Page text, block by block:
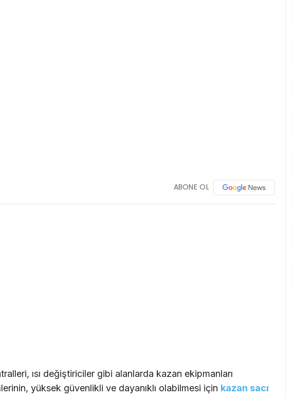
ABONE OL
ısı değiştiriciler gibi alanlarda kazan ekipmanları
yüksek güvenlikli ve dayanıklı olabilmesi için kazan sacı